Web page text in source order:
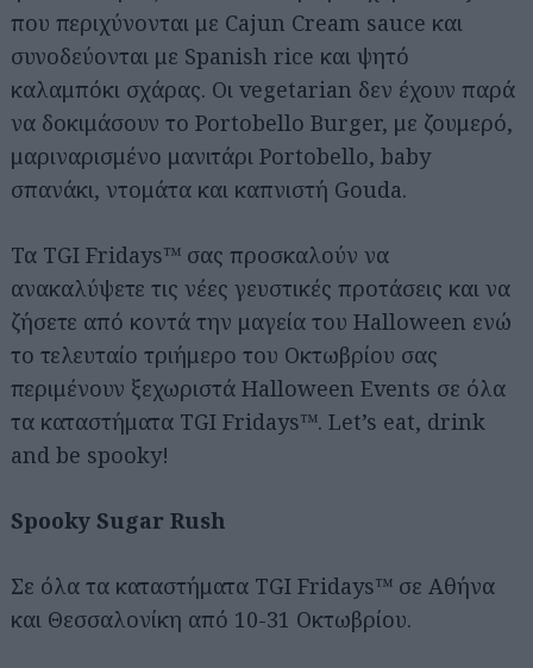
που περιχύνονται με Cajun Cream sauce και
συνοδεύονται με Spanish rice και ψητό
καλαμπόκι σχάρας. Οι vegetarian δεν έχουν παρά
να δοκιμάσουν το Portobello Burger, με ζουμερό,
μαριναρισμένο μανιτάρι Portobello, baby
σπανάκι, ντομάτα και καπνιστή Gouda.
Τα TGI Fridays™ σας προσκαλούν να
ανακαλύψετε τις νέες γευστικές προτάσεις και να
ζήσετε από κοντά την μαγεία του Halloween ενώ
το τελευταίο τριήμερο του Οκτωβρίου σας
περιμένουν ξεχωριστά Halloween Events σε όλα
τα καταστήματα TGI Fridays™. Let’s eat, drink
and be spooky!
Spooky Sugar Rush
Σε όλα τα καταστήματα TGI Fridays™ σε Αθήνα
και Θεσσαλονίκη από 10-31 Οκτωβρίου.